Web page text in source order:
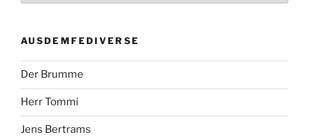
AUSDEMFEDIVERSE
Der Brumme
Herr Tommi
Jens Bertrams